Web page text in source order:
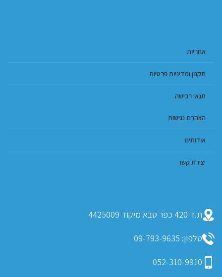
אחריות
תקנון ומדיניות פרטיות
תנאי רכישה
הצהרת נגישות
אודותינו
יצירת קשר
ת.ד 420 כפר סבא מיקוד 4425009
טלפון: 09-793-9635
052-310-9910